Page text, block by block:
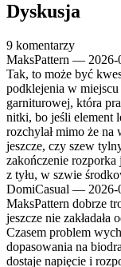
Dyskusja
9 komentarzy
MaksPattern — 2026-
Tak, to może być
podklejenia w
garniturowej, która
nitki, bo jeśli element
rozchylał mimo że na
jeszcze, czy szew
zakończenie
z tyłu, w szwie
DomiCasual — 2026-
MaksPattern dobrze
jeszcze nie
Czasem problem
dopasowania na
dostaje napięcie i